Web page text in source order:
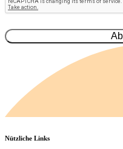
Nützliche Links